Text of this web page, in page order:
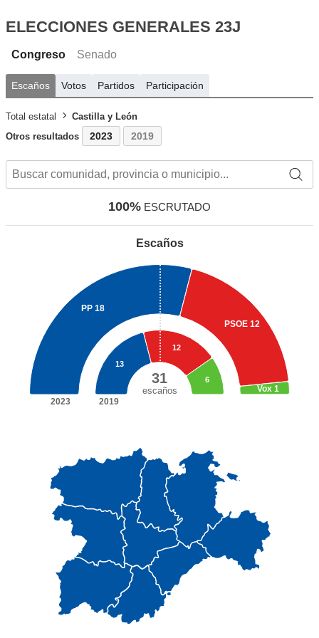
ELECCIONES GENERALES 23J
Congreso Senado
Escaños Votos Partidos Participación
Total estatal
Castilla y León
Otros resultados
2023 2019
100% ESCRUTADO
Escaños
31
escaños
PP 18
PSOE 12
Vox 1
13
12
6
2023 2019